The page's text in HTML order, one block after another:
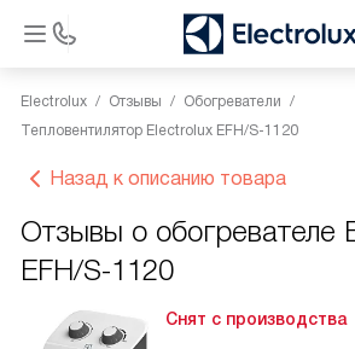
Electrolux Отзывы
Обогреватели
Тепловентилятор Electrolux EFH/S-1120
Назад к описанию товара
Отзывы о обогревателе
EFH/S-1120
Снят с производства